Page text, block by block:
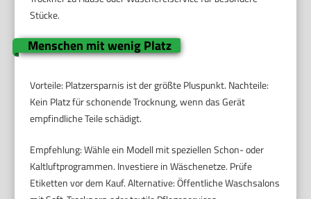
Stücke.
Menschen mit wenig Platz
Vorteile: Platzersparnis ist der größte Pluspunkt. Nachteile:
Kein Platz für schonende Trocknung, wenn das Gerät
empfindliche Teile schädigt.
Empfehlung: Wähle ein Modell mit speziellen Schon- oder
Kaltluftprogrammen. Investiere in Wäschenetze. Prüfe
Etiketten vor dem Kauf. Alternative: Öffentliche Waschsalons